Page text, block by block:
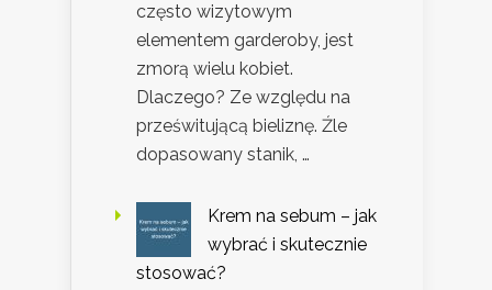
często wizytowym
elementem garderoby, jest
zmorą wielu kobiet.
Dlaczego? Ze względu na
prześwitującą bieliznę. Źle
dopasowany stanik, …
Krem na sebum – jak
wybrać i skutecznie
stosować?